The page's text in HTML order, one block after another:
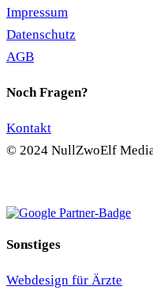
Impressum
Datenschutz
AGB
Noch Fragen?
Kontakt
© 2024 NullZwoElf
Sonstiges
Webdesign für Ärzte